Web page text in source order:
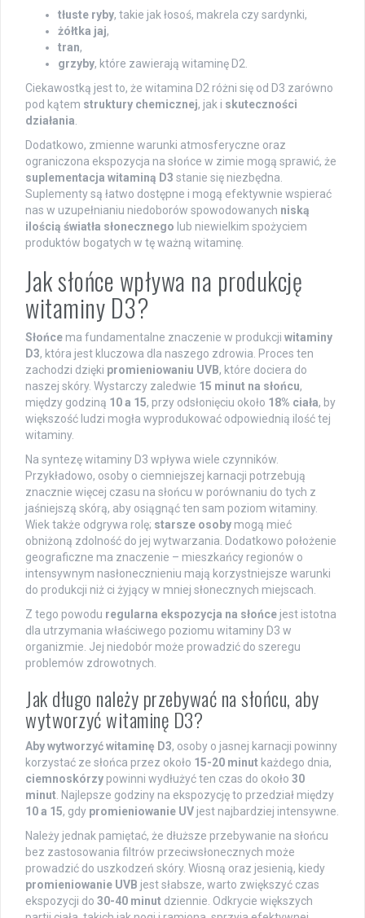
tłuste ryby, takie jak łosoś, makrela czy sardynki,
żółtka jaj,
tran,
grzyby, które zawierają witaminę D2.
Ciekawostką jest to, że witamina D2 różni się od D3 zarówno
pod kątem struktury chemicznej, jak i skuteczności
działania
Dodatkowo, zmienne warunki atmosferyczne oraz
ograniczona ekspozycja na słońce w zimie mogą sprawić, że
suplementacja witaminą D3 stanie się niezbędna.
Suplementy są łatwo dostępne i mogą efektywnie wspierać
nas w uzupełnianiu niedoborów spowodowanych niską
ilością światła słonecznego lub niewielkim spożyciem
produktów bogatych w tę ważną witaminę.
Jak słońce wpływa na produkcję
witaminy D3?
Słońce ma fundamentalne znaczenie w produkcji witaminy
D3, która jest kluczowa dla naszego zdrowia. Proces ten
zachodzi dzięki promieniowaniu UVB, które dociera do
naszej skóry. Wystarczy zaledwie 15 minut na słońcu,
między godziną 10 a 15, przy odsłonięciu około 18% ciała, by
większość ludzi mogła wyprodukować odpowiednią ilość tej
witaminy.
Na syntezę witaminy D3 wpływa wiele czynników.
Przykładowo, osoby o ciemniejszej karnacji potrzebują
znacznie więcej czasu na słońcu w porównaniu do tych z
jaśniejszą skórą, aby osiągnąć ten sam poziom witaminy.
Wiek także odgrywa rolę; starsze osoby mogą mieć
obniżoną zdolność do jej wytwarzania. Dodatkowo położenie
geograficzne ma znaczenie – mieszkańcy regionów o
intensywnym nasłonecznieniu mają korzystniejsze warunki
do produkcji niż ci żyjący w mniej słonecznych miejscach.
Z tego powodu regularna ekspozycja na słońce jest istotna
dla utrzymania właściwego poziomu witaminy D3 w
organizmie. Jej niedobór może prowadzić do szeregu
problemów zdrowotnych.
Jak długo należy przebywać na słońcu, aby
wytworzyć witaminę D3?
Aby wytworzyć witaminę D3, osoby o jasnej karnacji powinny
korzystać ze słońca przez około 15-20 minut każdego dnia,
ciemnoskórzy powinni wydłużyć ten czas do około 30
minut . Najlepsze godziny na ekspozycję to przedział między
10 a 15, gdy promieniowanie UV jest najbardziej intensywne.
Należy jednak pamiętać, że dłuższe przebywanie na słońcu
bez zastosowania filtrów przeciwsłonecznych może
prowadzić do uszkodzeń skóry. Wiosną oraz jesienią, kiedy
promieniowanie UVB jest słabsze, warto zwiększyć czas
ekspozycji do 30-40 minut dziennie. Odkrycie większych